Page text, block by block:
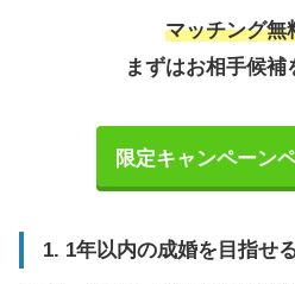
マッチング無
まずはお相手候補
限定キャンペーン
1. 1年以内の成婚を目指せ